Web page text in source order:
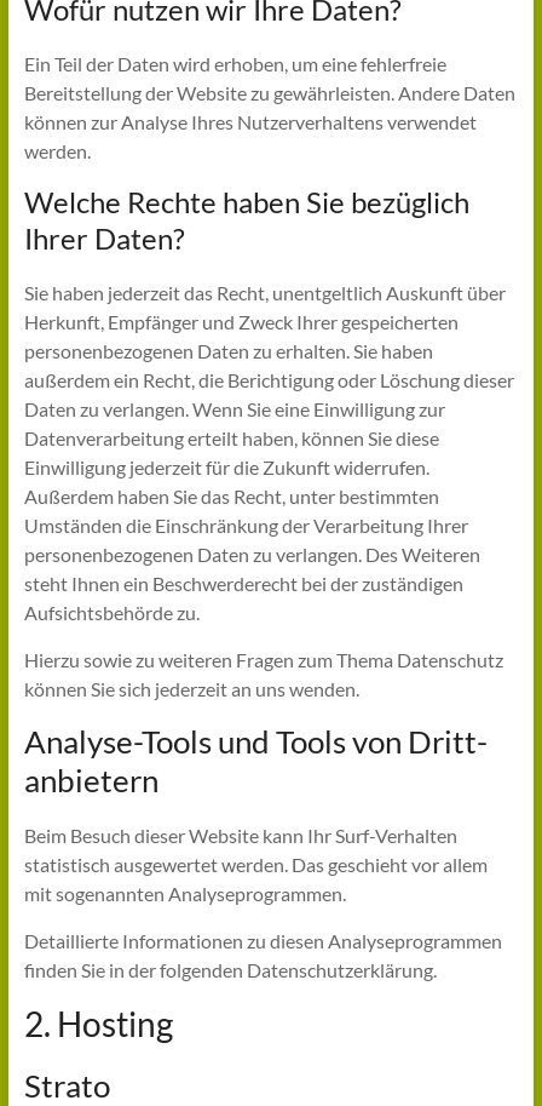
Wofür nutzen wir Ihre Daten?
Ein Teil der Daten wird erhoben, um eine fehlerfreie
Bereitstellung der Website zu gewährleisten. Andere Daten
können zur Analyse Ihres Nutzerverhaltens verwendet
werden.
Welche Rechte haben Sie bezüglich
Ihrer Daten?
Sie haben jederzeit das Recht, unentgeltlich Auskunft über
Herkunft, Empfänger und Zweck Ihrer gespeicherten
personenbezogenen Daten zu erhalten. Sie haben
außerdem ein Recht, die Berichtigung oder Löschung dieser
Daten zu verlangen. Wenn Sie eine Einwilligung zur
Datenverarbeitung erteilt haben, können Sie diese
Einwilligung jederzeit für die Zukunft widerrufen.
Außerdem haben Sie das Recht, unter bestimmten
Umständen die Einschränkung der Verarbeitung Ihrer
personenbezogenen Daten zu verlangen. Des Weiteren
steht Ihnen ein Beschwerderecht bei der zuständigen
Aufsichtsbehörde zu.
Hierzu sowie zu weiteren Fragen zum Thema Datenschutz
können Sie sich jederzeit an uns wenden.
Analyse-Tools und Tools von Dritt­
anbietern
Beim Besuch dieser Website kann Ihr Surf-Verhalten
statistisch ausgewertet werden. Das geschieht vor allem
mit sogenannten Analyseprogrammen.
Detaillierte Informationen zu diesen Analyseprogrammen
finden Sie in der folgenden Datenschutzerklärung.
2. Hosting
Strato